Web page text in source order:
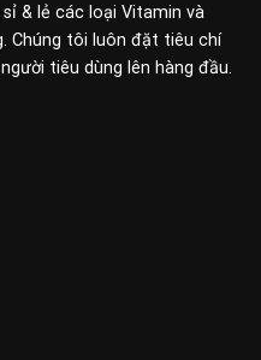
& lẻ các loại Vitamin và
Chúng tôi luôn đặt tiêu chí
tiêu dùng lên hàng đầu.